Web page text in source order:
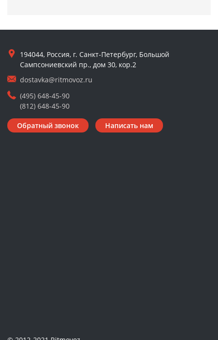
194044, Россия, г. Санкт-Петербург, Большой
Сампсониевский пр., дом 30, кор.2
dostavka@ritmovoz.ru
(495) 648-45-90
(812) 648-45-90
Обратный звонок Написать нам